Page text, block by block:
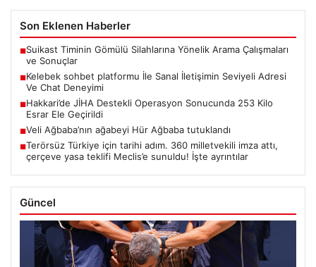
Son Eklenen Haberler
■Suikast Timinin Gömülü Silahlarına Yönelik Arama Çalışmaları
ve Sonuçlar
■Kelebek sohbet platformu İle Sanal İletişimin Seviyeli Adresi
Ve Chat Deneyimi
■Hakkari’de JİHA Destekli Operasyon Sonucunda 253 Kilo
Esrar Ele Geçirildi
■Veli Ağbaba’nın ağabeyi Hür Ağbaba tutuklandı
■Terörsüz Türkiye için tarihi adım. 360 milletvekili imza attı,
çerçeve yasa teklifi Meclis’e sunuldu! İşte ayrıntılar
Güncel